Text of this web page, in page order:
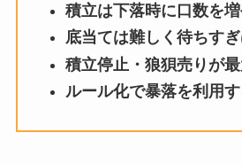
積立は下落時に口数を
底当ては難しく待ちす
積立停止・狼狽売りが
ルール化で暴落を利用